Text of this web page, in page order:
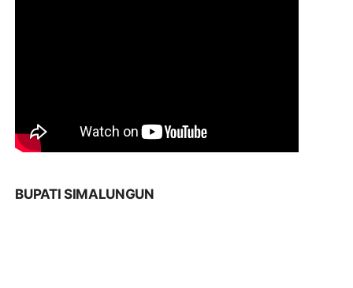
BUPATI SIMALUNGUN